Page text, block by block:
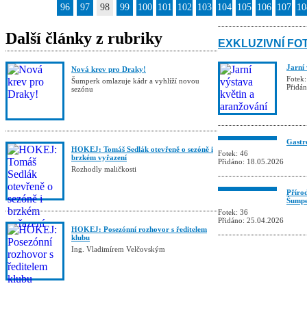
96
97 98 99 100 101 102 103 104 105 106 107
Další články z rubriky
Nová krev pro Draky!
Šumperk omlazuje kádr a vyhlíží novou
sezónu
HOKEJ: Tomáš Sedlák otevřeně o sezóně i
brzkém vyřazení
Rozhodly maličkosti
HOKEJ: Posezónní rozhovor s ředitelem
klubu
Ing. Vladimírem Velčovským
EXKLUZIVNÍ
Jarní
Fotek: 46
Přidáno: 18.05.2026
Fotek: 36
Přidáno: 25.04.2026